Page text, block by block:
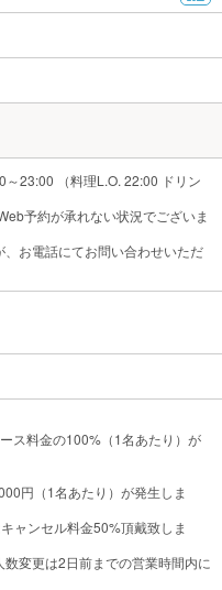
～23:00 （料理L.O. 22:00 ドリン
予約が承れない状況でございま
お電話にてお問い合わせいただ
ス料金の100%（1名あたり）が
円（1名あたり）が発生しま
ャンセル料金50%頂戴致しま
変更は2日前までの営業時間内に